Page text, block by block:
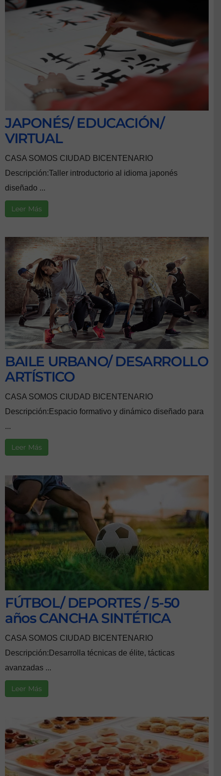
JAPONÉS/ EDUCACIÓN/
VIRTUAL
CASA SOMOS CIUDAD BICENTENARIO
Descripción:Taller introductorio al idioma japonés
diseñado ...
Leer Más
BAILE URBANO/ DESARROLLO
ARTÍSTICO
CASA SOMOS CIUDAD BICENTENARIO
Descripción:Espacio formativo y dinámico diseñado para
...
Leer Más
FÚTBOL/ DEPORTES / 5-50
años CANCHA SINTÉTICA
CASA SOMOS CIUDAD BICENTENARIO
Descripción:Desarrolla técnicas de élite, tácticas
avanzadas ...
Leer Más